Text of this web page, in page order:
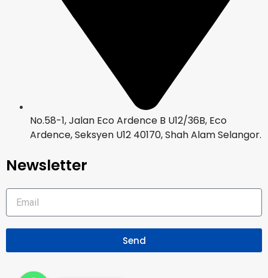
No.58-1, Jalan Eco Ardence B U12/36B, Eco
Ardence, Seksyen U12 40170, Shah Alam Selangor.
Newsletter
Send